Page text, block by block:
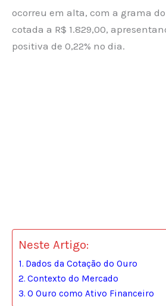
ocorreu em alta, com a grama
cotada a R$ 1.829,00,
positiva de 0,22% no dia.
Neste Artigo:
Dados da Cotação do Ouro
Contexto do Mercado
O Ouro como Ativo Financeiro